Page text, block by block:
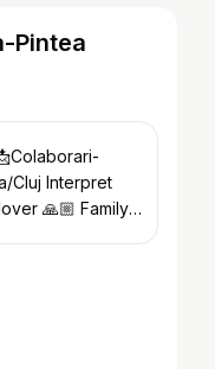
Pintea
🙏🏼 Family